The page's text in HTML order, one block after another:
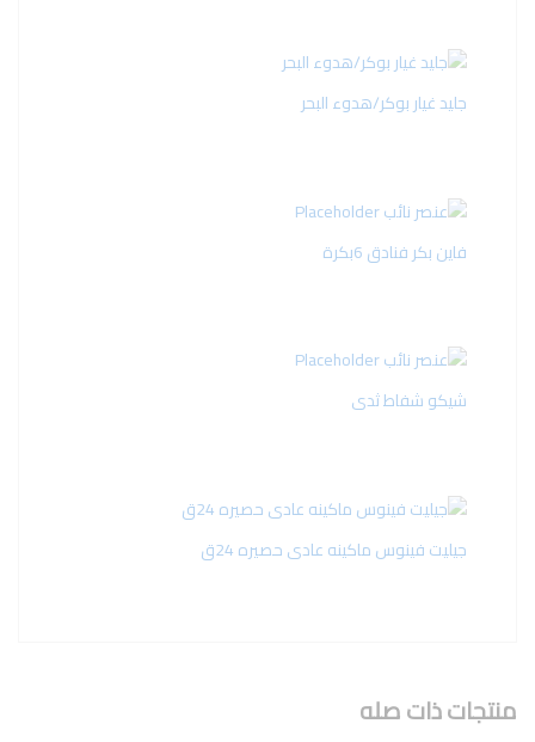
جليد غيار بوكر/هدوء البحر
فاين بكر فنادق 6بكرة
شيكو شفاط ثدى
جيليت فينوس ماكينه عادى حصيره 24ق
منتجات ذات صله